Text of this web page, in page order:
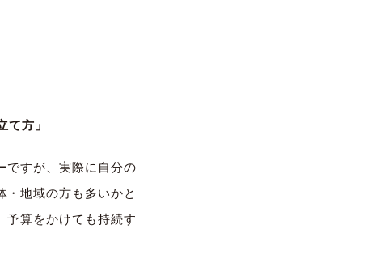
て方」
ですが、実際に自分の
地域の方も多いかと
予算をかけても持続す